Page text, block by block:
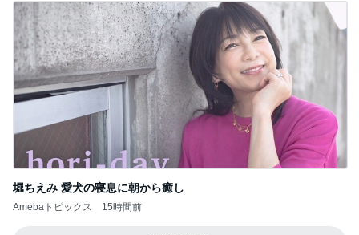
堀ちえみ 愛犬の寝息に朝から癒し
Amebaトピックス 15時間前